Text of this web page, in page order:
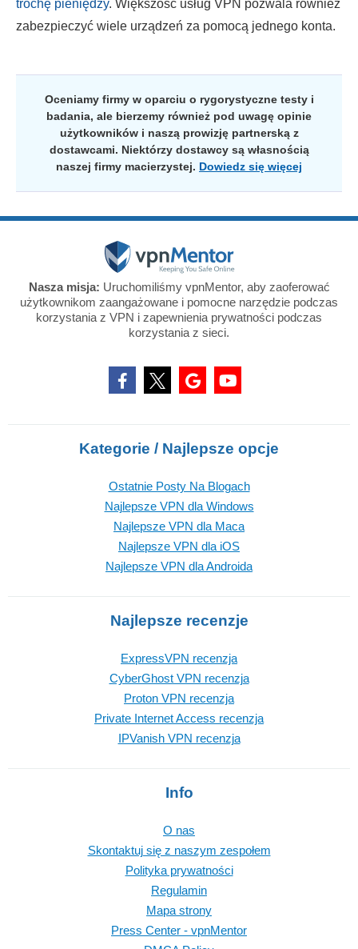
trochę pieniędzy. Większość usług VPN pozwala również
zabezpieczyć wiele urządzeń za pomocą jednego konta.
Oceniamy firmy w oparciu o rygorystyczne testy i
badania, ale bierzemy również pod uwagę opinie
użytkowników i naszą prowizję partnerską z
dostawcami. Niektórzy dostawcy są własnością
naszej firmy macierzystej. Dowiedz się więcej
Nasza misja: Uruchomiliśmy vpnMentor, aby zaoferować
użytkownikom zaangażowane i pomocne narzędzie podczas
korzystania z VPN i zapewnienia prywatności podczas
korzystania z sieci.
Kategorie / Najlepsze opcje
Ostatnie Posty Na Blogach
Najlepsze VPN dla Windows
Najlepsze VPN dla Maca
Najlepsze VPN dla iOS
Najlepsze VPN dla Androida
Najlepsze recenzje
ExpressVPN recenzja
CyberGhost VPN recenzja
Proton VPN recenzja
Private Internet Access recenzja
IPVanish VPN recenzja
Info
O nas
Skontaktuj się z naszym zespołem
Polityka prywatności
Regulamin
Mapa strony
Press Center - vpnMentor